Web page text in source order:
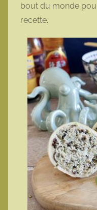
bout du monde
recette.